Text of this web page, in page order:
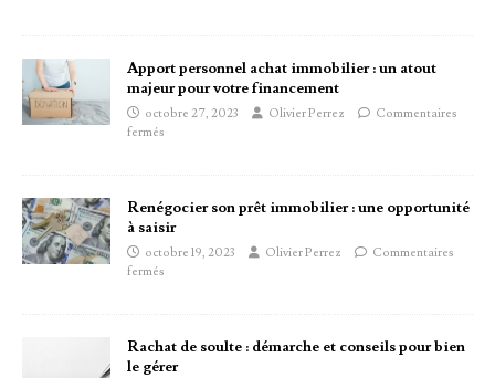
Apport personnel achat immobilier : un atout
majeur pour votre financement
octobre 27, 2023 Olivier Perrez
Commentaires
fermés
Renégocier son prêt immobilier : une opportunité
à saisir
octobre 19, 2023 Olivier Perrez
Commentaires
fermés
Rachat de soulte : démarche et conseils pour bien
le gérer